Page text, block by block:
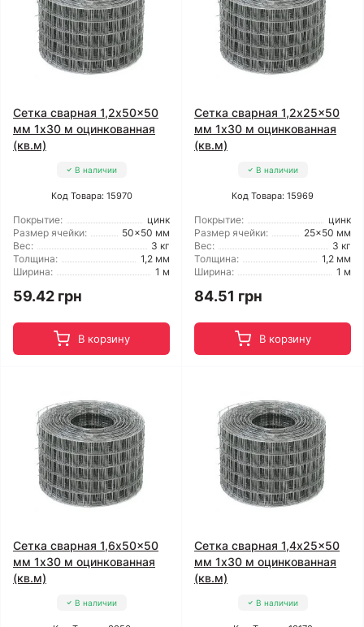
Сетка сварная 1,2x50x50
мм 1x30 м оцинкованная
(кв.м)
В наличии
Код Товара: 15970
Покрытие:
цинк
Размер ячейки:
50x50 мм
Вес:
3 кг
Толщина:
1,2 мм
Ширина:
1 м
59.42 грн
В корзину
Сетка сварная 1,2x25x50
мм 1x30 м оцинкованная
(кв.м)
В наличии
Код Товара: 15969
Покрытие:
цинк
Размер ячейки:
25x50 мм
Вес:
3 кг
Толщина:
1,2 мм
Ширина:
1 м
84.51 грн
В корзину
Сетка сварная 1,6x50x50
мм 1x30 м оцинкованная
(кв.м)
В наличии
Сетка сварная 1,4x25x50
мм 1x30 м оцинкованная
(кв.м)
В наличии